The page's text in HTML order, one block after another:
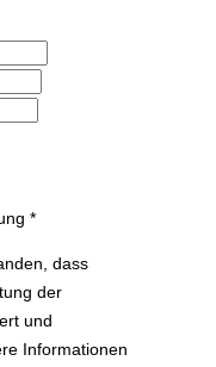
*
dass
der
und
Informationen